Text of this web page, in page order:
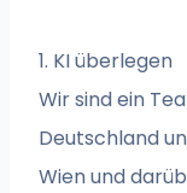
1. KI überlegen
Wir sind ein
Deutschland
Wien und